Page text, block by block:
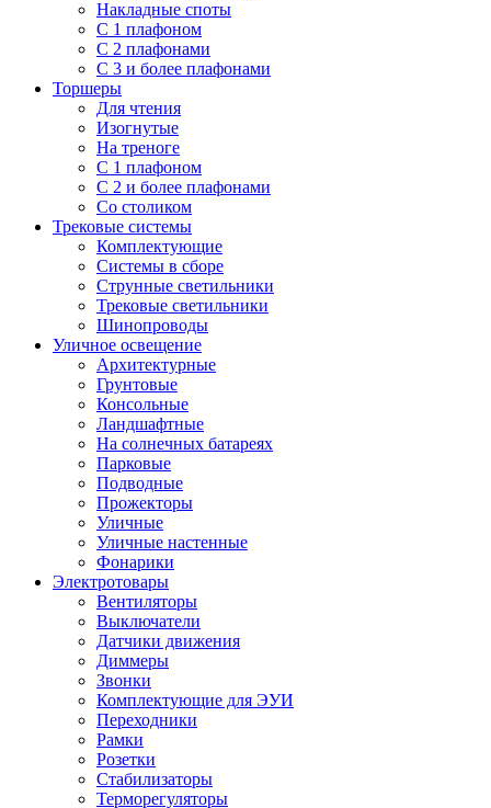
Накладные споты
С 1 плафоном
С 2 плафонами
С 3 и более плафонами
Торшеры
Для чтения
Изогнутые
На треноге
С 1 плафоном
С 2 и более плафонами
Со столиком
Трековые системы
Комплектующие
Системы в сборе
Струнные светильники
Трековые светильники
Шинопроводы
Уличное освещение
Архитектурные
Грунтовые
Консольные
Ландшафтные
На солнечных батареях
Парковые
Подводные
Прожекторы
Уличные
Уличные настенные
Фонарики
Электротовары
Вентиляторы
Выключатели
Датчики движения
Диммеры
Звонки
Комплектующие для ЭУИ
Переходники
Рамки
Розетки
Стабилизаторы
Терморегуляторы